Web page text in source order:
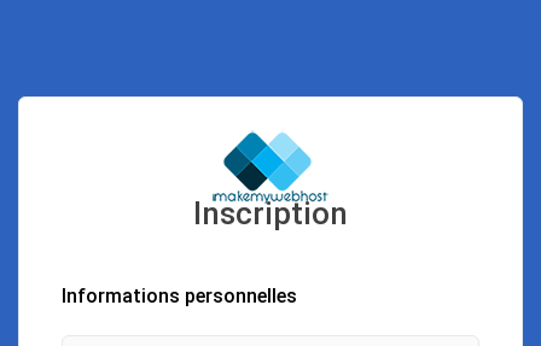
Inscription
Informations personnelles